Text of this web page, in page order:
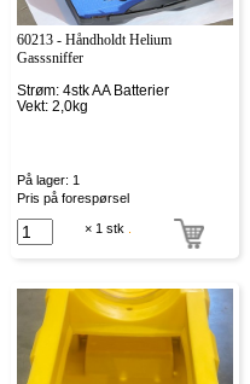
60213 - Håndholdt Helium
Gasssniffer
Strøm: 4stk AA Batterier
Vekt: 2,0kg
På lager: 1
Pris på forespørsel
× 1 stk